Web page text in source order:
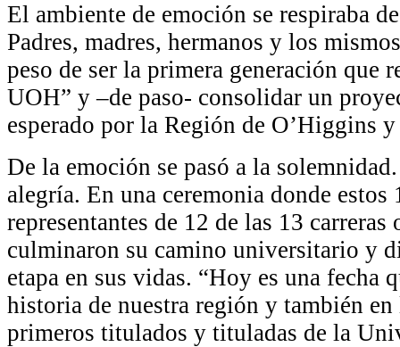
El ambiente de emoción se respiraba
Padres, madres, hermanos y los
peso de ser la primera generación que
UOH” y –de paso- consolidar un
esperado por la Región de O’Higgins
De la emoción se pasó a la
alegría. En una ceremonia donde
representantes de 12 de las 13
culminaron su camino universitario y
etapa en sus vidas. “Hoy es una fecha
historia de nuestra región y también
primeros titulados y tituladas de la